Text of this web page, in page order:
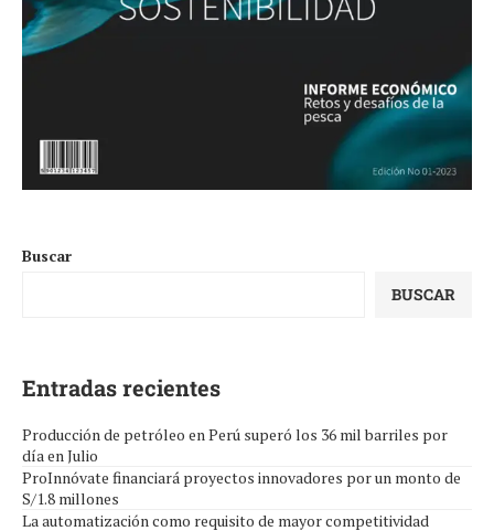
Buscar
BUSCAR
Entradas recientes
Producción de petróleo en Perú superó los 36 mil barriles por
día en Julio
ProInnóvate financiará proyectos innovadores por un monto de
S/1.8 millones
La automatización como requisito de mayor competitividad